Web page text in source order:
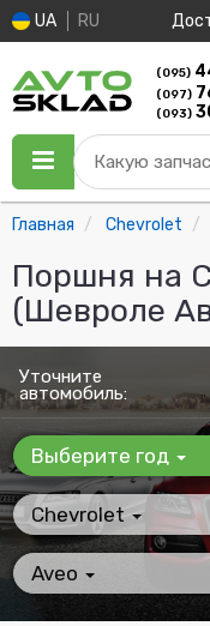
UA RU
(095)
(097)
(093)
Какую
Главная Chevrolet
Поршня на
(Шевроле
Уточните
автомобиль:
Выберите год
Chevrolet
Aveo